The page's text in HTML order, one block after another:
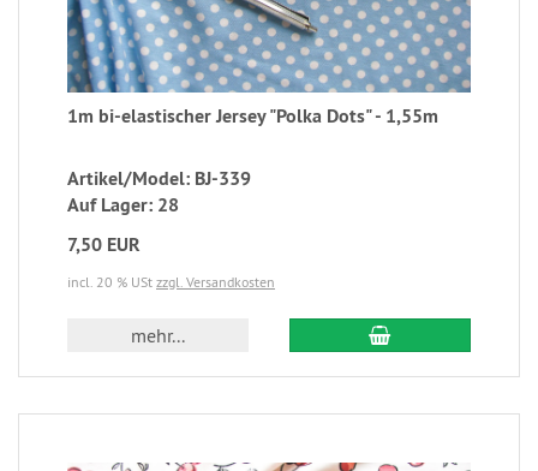
1m bi-elastischer Jersey "Polka Dots" - 1,55m
Artikel/Model: BJ-339
Auf Lager: 28
7,50 EUR
incl. 20 % USt zzgl. Versandkosten
mehr...